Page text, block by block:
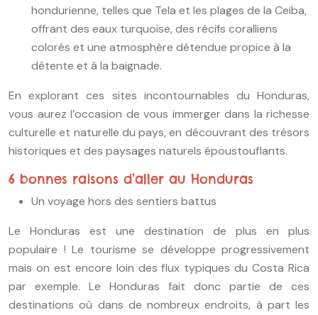
hondurienne, telles que Tela et les plages de la Ceiba,
offrant des eaux turquoise, des récifs coralliens
colorés et une atmosphère détendue propice à la
détente et à la baignade.
En explorant ces sites incontournables du Honduras,
vous aurez l’occasion de vous immerger dans la richesse
culturelle et naturelle du pays, en découvrant des trésors
historiques et des paysages naturels époustouflants.
6 bonnes raisons d’aller au Honduras
Un voyage hors des sentiers battus
Le Honduras est une destination de plus en plus
populaire ! Le tourisme se développe progressivement
mais on est encore loin des flux typiques du Costa Rica
par exemple. Le Honduras fait donc partie de ces
destinations où dans de nombreux endroits, à part les